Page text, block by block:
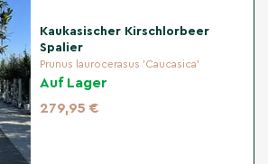
Kaukasischer Kirschlorbeer
Spalier
Prunus laurocerasus 'Caucasica'
Auf Lager
279,95 €